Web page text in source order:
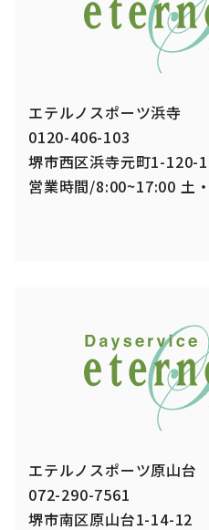
エテルノスポーツ浜寺
0120-406-103
堺市西区浜寺元町1-120-1
営業時間/8:00~17:00 土
エテルノスポーツ原山台
072-290-7561
堺市南区原山台1-14-12